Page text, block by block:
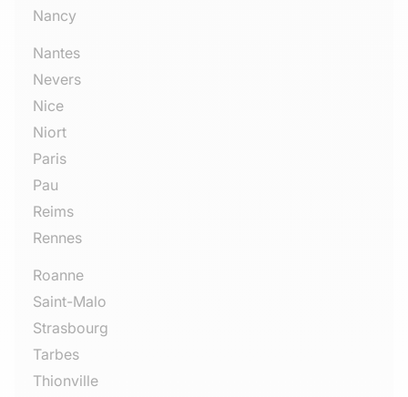
Nancy
Nantes
Nevers
Nice
Niort
Paris
Pau
Reims
Rennes
Roanne
Saint-Malo
Strasbourg
Tarbes
Thionville